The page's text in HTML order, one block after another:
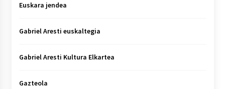
Euskara jendea
Gabriel Aresti euskaltegia
Gabriel Aresti Kultura Elkartea
Gazteola